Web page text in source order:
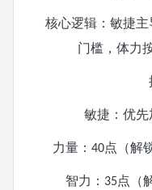
核心逻辑：敏捷
门槛，体力
敏捷：优先
力量： 40点（解
智力： 35点（